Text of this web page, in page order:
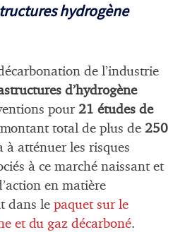
hydrogène
de l’industrie
d’hydrogène
pour 21 études de
montant total de plus de 250
à atténuer les risques
à ce marché naissant et
en matière
dans le paquet sur le
et du gaz décarboné.